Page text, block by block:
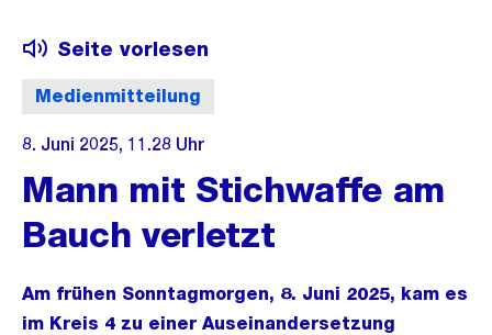
Medienmitteilung
Seite vorlesen
8. Juni 2025, 11.28 Uhr
Mann mit Stichwaffe am
Bauch verletzt
Am frühen Sonntagmorgen, 8. Juni 2025, kam es
im Kreis 4 zu einer Auseinandersetzung